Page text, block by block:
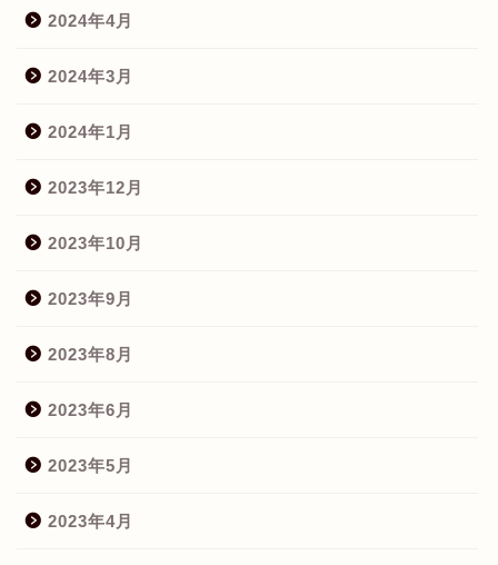
2024年4月
2024年3月
2024年1月
2023年12月
2023年10月
2023年9月
2023年8月
2023年6月
2023年5月
2023年4月